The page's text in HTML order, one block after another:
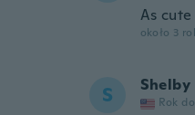
As
około 3
S Shelby
Rok